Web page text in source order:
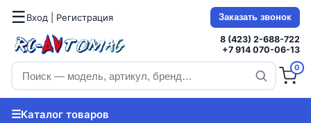
☰Вход | Регистрация Заказать звонок
8 (423) 2-688-722
+7 914 070-06-13
0
☰Каталог товаров